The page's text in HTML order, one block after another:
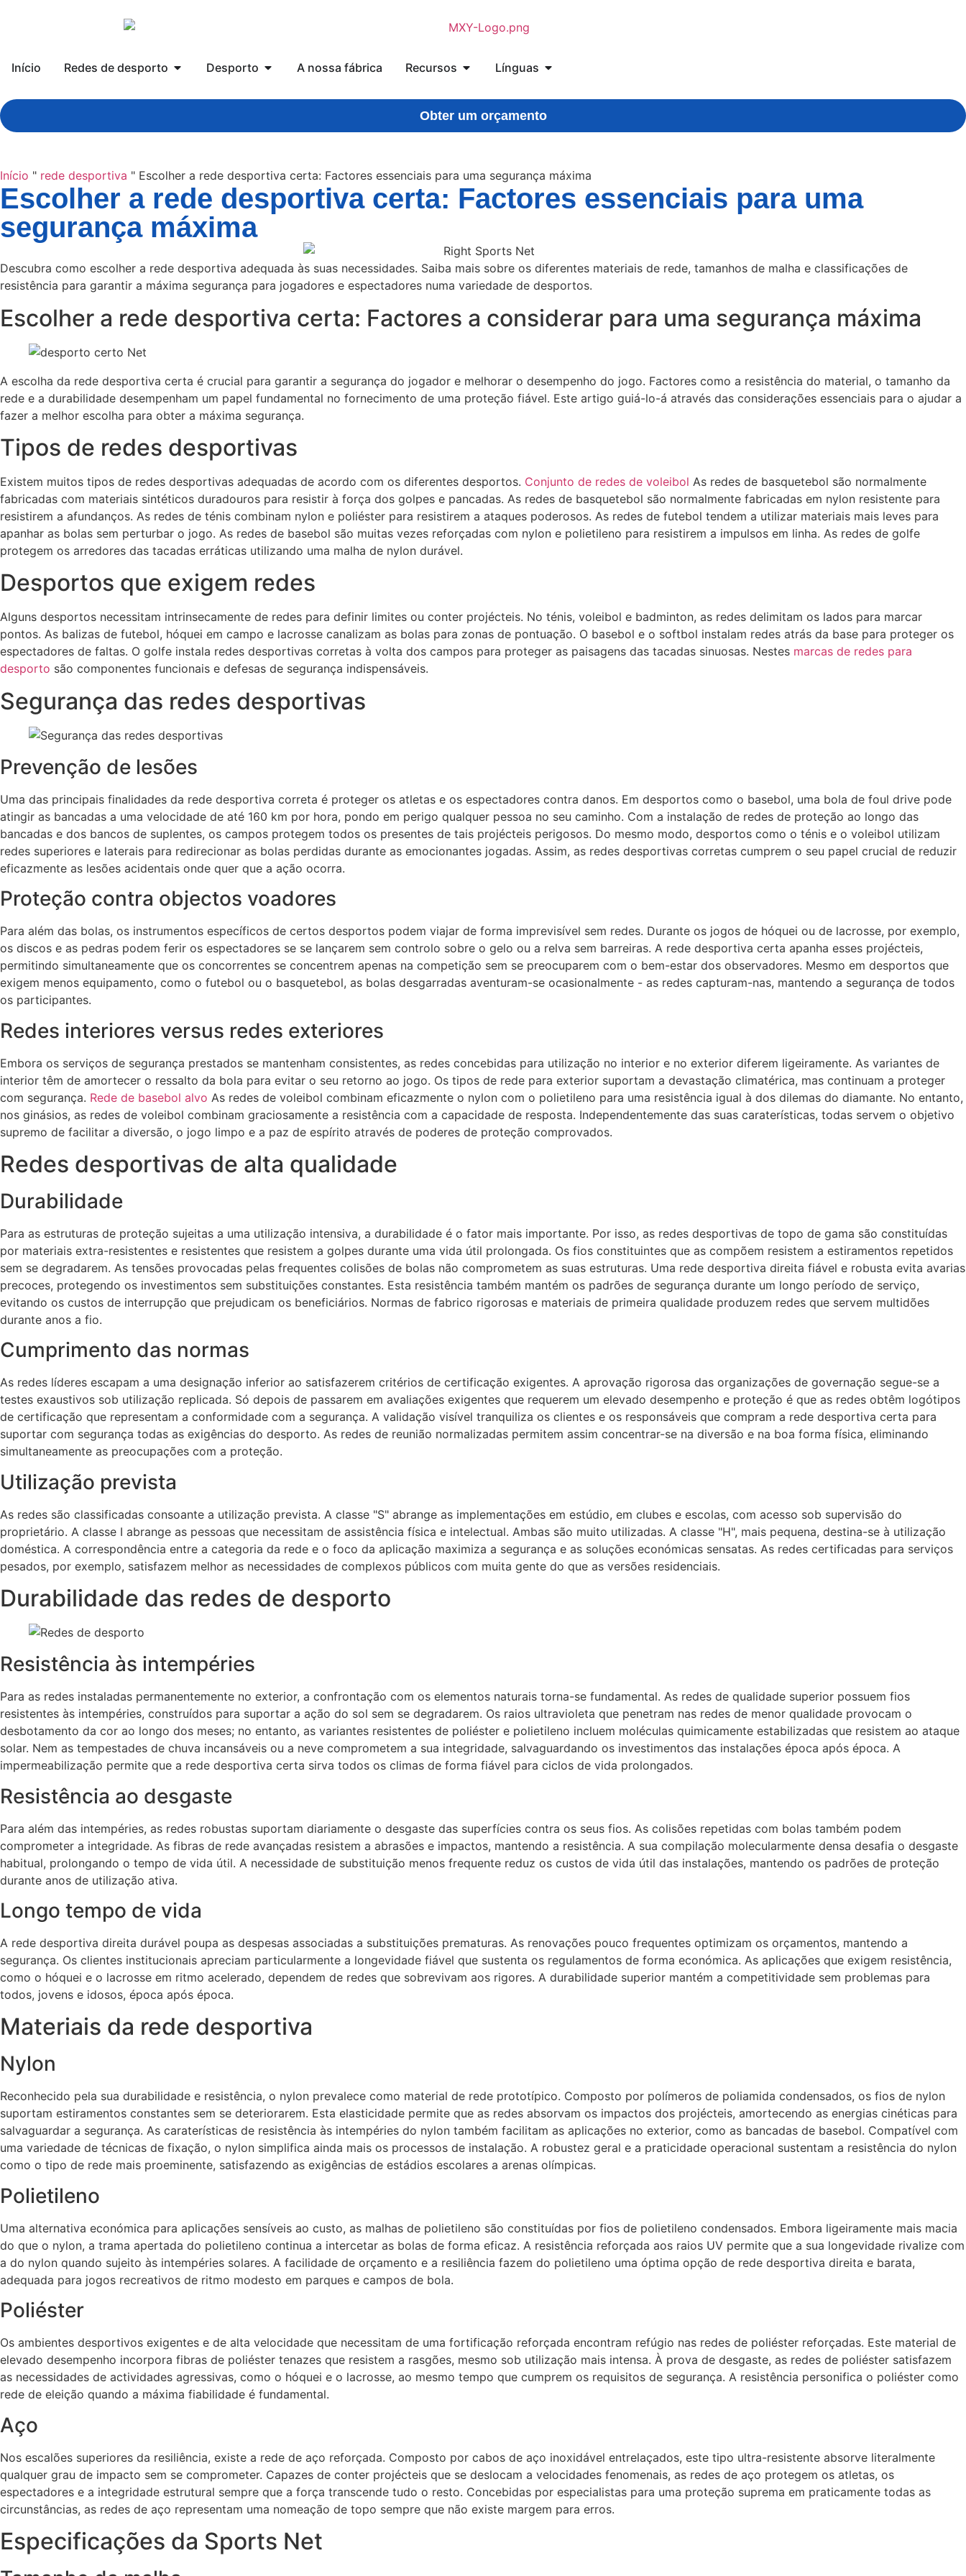
Início Redes de desporto Desporto A nossa fábrica Recursos Línguas
Obter um orçamento
Início " rede desportiva " Escolher a rede desportiva certa: Factores essenciais para uma segurança máxima
Escolher a rede desportiva certa: Factores essenciais para uma
segurança máxima
Descubra como escolher a rede desportiva adequada às suas necessidades. Saiba mais sobre os diferentes materiais de rede, tamanhos de malha e classificações de
resistência para garantir a máxima segurança para jogadores e espectadores numa variedade de desportos.
Escolher a rede desportiva certa: Factores a considerar para uma segurança máxima
A escolha da rede desportiva certa é crucial para garantir a segurança do jogador e melhorar o desempenho do jogo. Factores como a resistência do material, o tamanho da
rede e a durabilidade desempenham um papel fundamental no fornecimento de uma proteção fiável. Este artigo guiá-lo-á através das considerações essenciais para o ajudar a
fazer a melhor escolha para obter a máxima segurança.
Tipos de redes desportivas
Existem muitos tipos de redes desportivas adequadas de acordo com os diferentes desportos. Conjunto de redes de voleibol As redes de basquetebol são normalmente
fabricadas com materiais sintéticos duradouros para resistir à força dos golpes e pancadas. As redes de basquetebol são normalmente fabricadas em nylon resistente para
resistirem a afundanços. As redes de ténis combinam nylon e poliéster para resistirem a ataques poderosos. As redes de futebol tendem a utilizar materiais mais leves para
apanhar as bolas sem perturbar o jogo. As redes de basebol são muitas vezes reforçadas com nylon e polietileno para resistirem a impulsos em linha. As redes de golfe
protegem os arredores das tacadas erráticas utilizando uma malha de nylon durável.
Desportos que exigem redes
Alguns desportos necessitam intrinsecamente de redes para definir limites ou conter projécteis. No ténis, voleibol e badminton, as redes delimitam os lados para marcar
pontos. As balizas de futebol, hóquei em campo e lacrosse canalizam as bolas para zonas de pontuação. O basebol e o softbol instalam redes atrás da base para proteger os
espectadores de faltas. O golfe instala redes desportivas corretas à volta dos campos para proteger as paisagens das tacadas sinuosas. Nestes marcas de redes para
desporto são componentes funcionais e defesas de segurança indispensáveis.
Segurança das redes desportivas
Prevenção de lesões
Uma das principais finalidades da rede desportiva correta é proteger os atletas e os espectadores contra danos. Em desportos como o basebol, uma bola de foul drive pode
atingir as bancadas a uma velocidade de até 160 km por hora, pondo em perigo qualquer pessoa no seu caminho. Com a instalação de redes de proteção ao longo das
bancadas e dos bancos de suplentes, os campos protegem todos os presentes de tais projécteis perigosos. Do mesmo modo, desportos como o ténis e o voleibol utilizam
redes superiores e laterais para redirecionar as bolas perdidas durante as emocionantes jogadas. Assim, as redes desportivas corretas cumprem o seu papel crucial de reduzir
eficazmente as lesões acidentais onde quer que a ação ocorra.
Proteção contra objectos voadores
Para além das bolas, os instrumentos específicos de certos desportos podem viajar de forma imprevisível sem redes. Durante os jogos de hóquei ou de lacrosse, por exemplo,
os discos e as pedras podem ferir os espectadores se se lançarem sem controlo sobre o gelo ou a relva sem barreiras. A rede desportiva certa apanha esses projécteis,
permitindo simultaneamente que os concorrentes se concentrem apenas na competição sem se preocuparem com o bem-estar dos observadores. Mesmo em desportos que
exigem menos equipamento, como o futebol ou o basquetebol, as bolas desgarradas aventuram-se ocasionalmente - as redes capturam-nas, mantendo a segurança de todos
os participantes.
Redes interiores versus redes exteriores
Embora os serviços de segurança prestados se mantenham consistentes, as redes concebidas para utilização no interior e no exterior diferem ligeiramente. As variantes de
interior têm de amortecer o ressalto da bola para evitar o seu retorno ao jogo. Os tipos de rede para exterior suportam a devastação climatérica, mas continuam a proteger
com segurança. Rede de basebol alvo As redes de voleibol combinam eficazmente o nylon com o polietileno para uma resistência igual à dos dilemas do diamante. No entanto,
nos ginásios, as redes de voleibol combinam graciosamente a resistência com a capacidade de resposta. Independentemente das suas caraterísticas, todas servem o objetivo
supremo de facilitar a diversão, o jogo limpo e a paz de espírito através de poderes de proteção comprovados.
Redes desportivas de alta qualidade
Durabilidade
Para as estruturas de proteção sujeitas a uma utilização intensiva, a durabilidade é o fator mais importante. Por isso, as redes desportivas de topo de gama são constituídas
por materiais extra-resistentes e resistentes que resistem a golpes durante uma vida útil prolongada. Os fios constituintes que as compõem resistem a estiramentos repetidos
sem se degradarem. As tensões provocadas pelas frequentes colisões de bolas não comprometem as suas estruturas. Uma rede desportiva direita fiável e robusta evita avarias
precoces, protegendo os investimentos sem substituições constantes. Esta resistência também mantém os padrões de segurança durante um longo período de serviço,
evitando os custos de interrupção que prejudicam os beneficiários. Normas de fabrico rigorosas e materiais de primeira qualidade produzem redes que servem multidões
durante anos a fio.
Cumprimento das normas
As redes líderes escapam a uma designação inferior ao satisfazerem critérios de certificação exigentes. A aprovação rigorosa das organizações de governação segue-se a
testes exaustivos sob utilização replicada. Só depois de passarem em avaliações exigentes que requerem um elevado desempenho e proteção é que as redes obtêm logótipos
de certificação que representam a conformidade com a segurança. A validação visível tranquiliza os clientes e os responsáveis que compram a rede desportiva certa para
suportar com segurança todas as exigências do desporto. As redes de reunião normalizadas permitem assim concentrar-se na diversão e na boa forma física, eliminando
simultaneamente as preocupações com a proteção.
Utilização prevista
As redes são classificadas consoante a utilização prevista. A classe "S" abrange as implementações em estúdio, em clubes e escolas, com acesso sob supervisão do
proprietário. A classe I abrange as pessoas que necessitam de assistência física e intelectual. Ambas são muito utilizadas. A classe "H", mais pequena, destina-se à utilização
doméstica. A correspondência entre a categoria da rede e o foco da aplicação maximiza a segurança e as soluções económicas sensatas. As redes certificadas para serviços
pesados, por exemplo, satisfazem melhor as necessidades de complexos públicos com muita gente do que as versões residenciais.
Durabilidade das redes de desporto
Resistência às intempéries
Para as redes instaladas permanentemente no exterior, a confrontação com os elementos naturais torna-se fundamental. As redes de qualidade superior possuem fios
resistentes às intempéries, construídos para suportar a ação do sol sem se degradarem. Os raios ultravioleta que penetram nas redes de menor qualidade provocam o
desbotamento da cor ao longo dos meses; no entanto, as variantes resistentes de poliéster e polietileno incluem moléculas quimicamente estabilizadas que resistem ao ataque
solar. Nem as tempestades de chuva incansáveis ou a neve comprometem a sua integridade, salvaguardando os investimentos das instalações época após época. A
impermeabilização permite que a rede desportiva certa sirva todos os climas de forma fiável para ciclos de vida prolongados.
Resistência ao desgaste
Para além das intempéries, as redes robustas suportam diariamente o desgaste das superfícies contra os seus fios. As colisões repetidas com bolas também podem
comprometer a integridade. As fibras de rede avançadas resistem a abrasões e impactos, mantendo a resistência. A sua compilação molecularmente densa desafia o desgaste
habitual, prolongando o tempo de vida útil. A necessidade de substituição menos frequente reduz os custos de vida útil das instalações, mantendo os padrões de proteção
durante anos de utilização ativa.
Longo tempo de vida
A rede desportiva direita durável poupa as despesas associadas a substituições prematuras. As renovações pouco frequentes optimizam os orçamentos, mantendo a
segurança. Os clientes institucionais apreciam particularmente a longevidade fiável que sustenta os regulamentos de forma económica. As aplicações que exigem resistência,
como o hóquei e o lacrosse em ritmo acelerado, dependem de redes que sobrevivam aos rigores. A durabilidade superior mantém a competitividade sem problemas para
todos, jovens e idosos, época após época.
Materiais da rede desportiva
Nylon
Reconhecido pela sua durabilidade e resistência, o nylon prevalece como material de rede prototípico. Composto por polímeros de poliamida condensados, os fios de nylon
suportam estiramentos constantes sem se deteriorarem. Esta elasticidade permite que as redes absorvam os impactos dos projécteis, amortecendo as energias cinéticas para
salvaguardar a segurança. As caraterísticas de resistência às intempéries do nylon também facilitam as aplicações no exterior, como as bancadas de basebol. Compatível com
uma variedade de técnicas de fixação, o nylon simplifica ainda mais os processos de instalação. A robustez geral e a praticidade operacional sustentam a resistência do nylon
como o tipo de rede mais proeminente, satisfazendo as exigências de estádios escolares a arenas olímpicas.
Polietileno
Uma alternativa económica para aplicações sensíveis ao custo, as malhas de polietileno são constituídas por fios de polietileno condensados. Embora ligeiramente mais macia
do que o nylon, a trama apertada do polietileno continua a intercetar as bolas de forma eficaz. A resistência reforçada aos raios UV permite que a sua longevidade rivalize com
a do nylon quando sujeito às intempéries solares. A facilidade de orçamento e a resiliência fazem do polietileno uma óptima opção de rede desportiva direita e barata,
adequada para jogos recreativos de ritmo modesto em parques e campos de bola.
Poliéster
Os ambientes desportivos exigentes e de alta velocidade que necessitam de uma fortificação reforçada encontram refúgio nas redes de poliéster reforçadas. Este material de
elevado desempenho incorpora fibras de poliéster tenazes que resistem a rasgões, mesmo sob utilização mais intensa. À prova de desgaste, as redes de poliéster satisfazem
as necessidades de actividades agressivas, como o hóquei e o lacrosse, ao mesmo tempo que cumprem os requisitos de segurança. A resistência personifica o poliéster como
rede de eleição quando a máxima fiabilidade é fundamental.
Aço
Nos escalões superiores da resiliência, existe a rede de aço reforçada. Composto por cabos de aço inoxidável entrelaçados, este tipo ultra-resistente absorve literalmente
qualquer grau de impacto sem se comprometer. Capazes de conter projécteis que se deslocam a velocidades fenomenais, as redes de aço protegem os atletas, os
espectadores e a integridade estrutural sempre que a força transcende tudo o resto. Concebidas por especialistas para uma proteção suprema em praticamente todas as
circunstâncias, as redes de aço representam uma nomeação de topo sempre que não existe margem para erros.
Especificações da Sports Net